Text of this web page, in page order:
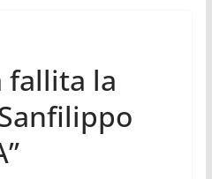
fallita la